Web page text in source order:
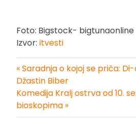
Foto: Bigstock- bigtunaonline
Izvor: itvesti
Kretanje
članka
« Saradnja o kojoj se priča:
Džastin Biber
Komedija Kralj ostrva od 10.
bioskopima »